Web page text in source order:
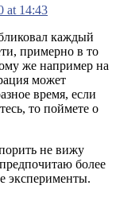
at 14:43
каждый
примерно в то
же например на
может
время, если
то поймете о
не вижу
более
эксперименты.